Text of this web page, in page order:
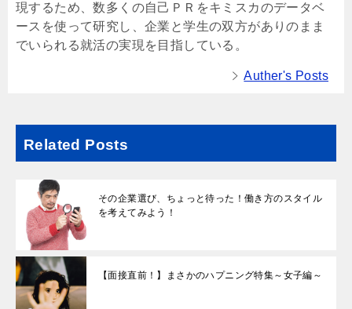
現するため、数多くの自己ＰＲをキミスカのデータベ
ースを使って研究し、企業と学生の双方がありのまま
でいられる就活の実現を目指している。
Auther's Posts
Related Posts
その企業選び、ちょっと待った！働き方のスタイル
を考えてみよう！
【面接直前！】まさかのハプニング特集～女子編～